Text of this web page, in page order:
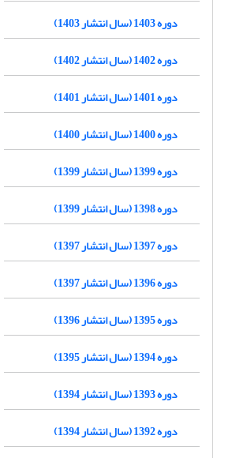
دوره 1403 (سال انتشار 1403)
دوره 1402 (سال انتشار 1402)
دوره 1401 (سال انتشار 1401)
دوره 1400 (سال انتشار 1400)
دوره 1399 (سال انتشار 1399)
دوره 1398 (سال انتشار 1399)
دوره 1397 (سال انتشار 1397)
دوره 1396 (سال انتشار 1397)
دوره 1395 (سال انتشار 1396)
دوره 1394 (سال انتشار 1395)
دوره 1393 (سال انتشار 1394)
دوره 1392 (سال انتشار 1394)